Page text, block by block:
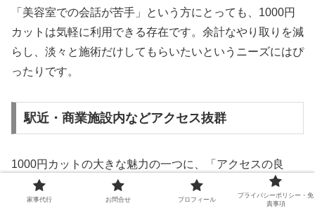
「美容室での会話が苦手」という方にとっても、1000円
カットは気軽に利用できる存在です。余計なやり取りを減
らし、淡々と施術だけしてもらいたいというニーズにはぴ
ったりです。
駅近・商業施設内などアクセス抜群
1000円カットの大きな魅力の一つに、「アクセスの良
さ」が挙げられます。多くの店舗が駅構内や大型ショッピ
ングモールの中、またはその周辺に出店しており、買い物
家事代行 お問合せ プロフィール
プライバシーポリシー・免
責事項